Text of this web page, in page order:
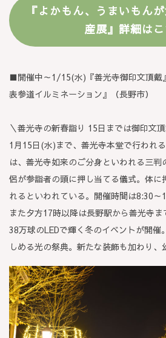
『よかもん、うまいもん
産展』詳細は
■開催中～1/15(水)『善光寺御印文頂戴
表参道イルミネーション』（長野市）
＼善光寺の新春詣り 15日までは御印文
1月15日(水)まで、善光寺本堂で行われ
は、善光寺如来のご分身といわれる三判
侶が参詣者の頭に押し当てる儀式。体に
れるといわれている。開催時間は8:30～
また夕方17時以降は長野駅から善光寺ま
38万球のLEDで輝く冬のイベントが開催
しめる光の祭典。新たな装飾も加わり、